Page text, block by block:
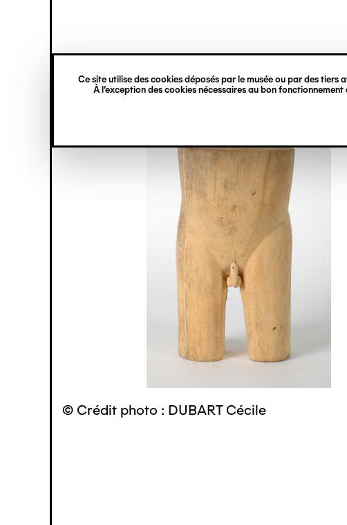
Ce site utilise des cookies déposés par le musée ou par des
À l’exception des cookies nécessaires au bon
principal
verticale
© Crédit photo : DUBART Cécile